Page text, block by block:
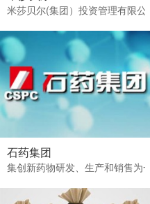
米莎贝尔(集团）投资管理有限
石药集团
集创新药物研发、生产和销售为